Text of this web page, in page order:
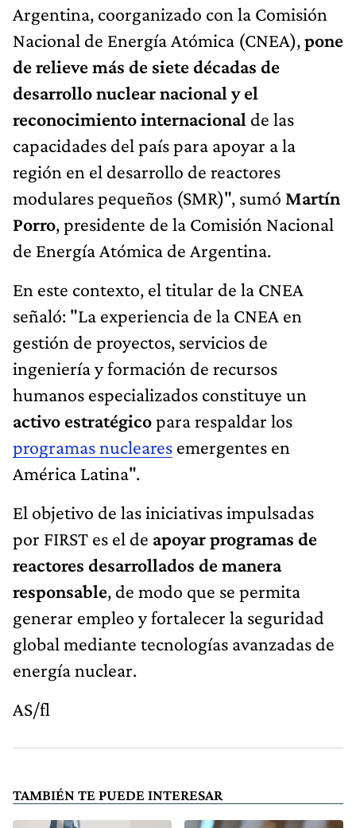
Argentina, coorganizado con la Comisión
Nacional de Energía Atómica (CNEA),pone
de relieve más de siete décadas de
desarrollo nuclear nacional y el
reconocimiento internacional de las
capacidades del país para apoyar a la
región en el desarrollo de reactores
modulares pequeños (SMR)", sumó Martín
Porro, presidente de la Comisión Nacional
de Energía Atómica de Argentina.
En este contexto, el titular de la CNEA
señaló: "La experiencia de la CNEA en
gestión de proyectos, servicios de
ingeniería y formación de recursos
humanos especializados constituye un
activo estratégicopara respaldar los
programas nucleares emergentes en
América Latina".
El objetivo de las iniciativas impulsadas
por FIRST es el de apoyar programas de
reactores desarrollados de manera
responsable, de modo que se permita
generar empleo y fortalecer la seguridad
global mediante tecnologías avanzadas de
energía nuclear.
AS/fl
TAMBIÉN TE PUEDE INTERESAR